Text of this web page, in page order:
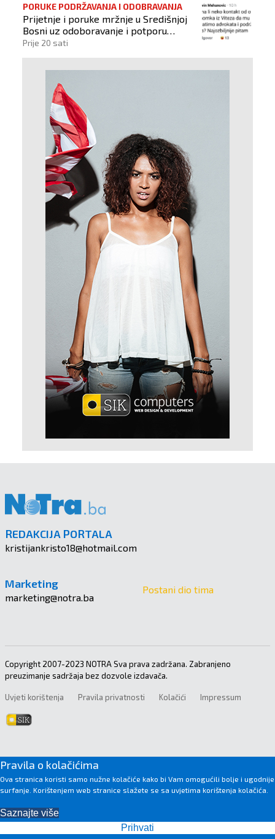
PORUKE PODRŽAVANJA I ODOBRAVANJA
Prijetnje i poruke mržnje u Središnjoj
Bosni uz odoboravanje i potporu
počinitelju
Prije 20 sati
REDAKCIJA PORTALA
kristijankristo18@hotmail.com
Marketing
marketing@notra.ba
Postani dio tima
Copyright 2007-2023 NOTRA Sva prava zadržana. Zabranjeno
preuzimanje sadržaja bez dozvole izdavača.
Uvjeti korištenja Pravila privatnosti Kolačići Impressum
Pravila o kolačićima
Ova stranica koristi samo nužne kolačiće kako bi Vam omogućili bolje i ugodnije
surfanje. Korištenjem web stranice slažete se sa uvjetima korištenja kolačića.
Saznajte više
Prihvati